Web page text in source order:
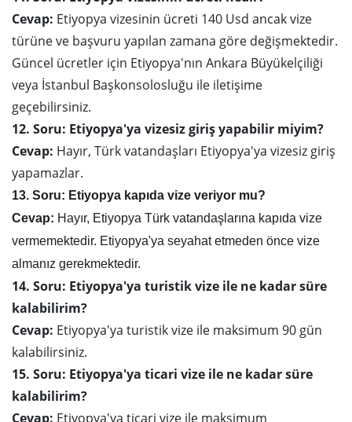
Cevap: Etiyopya vizesinin ücreti 140 Usd ancak vize
türüne ve başvuru yapılan zamana göre değişmektedir.
Güncel ücretler için Etiyopya'nın Ankara Büyükelçiliği
veya İstanbul Başkonsolosluğu ile iletişime
geçebilirsiniz.
12. Soru: Etiyopya'ya vizesiz giriş yapabilir miyim?
Cevap: Hayır, Türk vatandaşları Etiyopya'ya vizesiz giriş
yapamazlar.
13. Soru: Etiyopya kapıda vize veriyor mu?
Cevap: Hayır, Etiyopya Türk vatandaşlarına kapıda vize
vermemektedir. Etiyopya'ya seyahat etmeden önce vize
almanız gerekmektedir.
14. Soru: Etiyopya'ya turistik vize ile ne kadar süre
kalabilirim?
Cevap: Etiyopya'ya turistik vize ile maksimum 90 gün
kalabilirsiniz.
15. Soru: Etiyopya'ya ticari vize ile ne kadar süre
kalabilirim?
Cevap: Etiyopya'ya ticari vize ile maksimum